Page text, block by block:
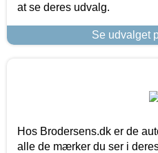
at se deres udvalg.
Se udvalget
Hos Brodersens.dk er de
alle de mærker du ser i